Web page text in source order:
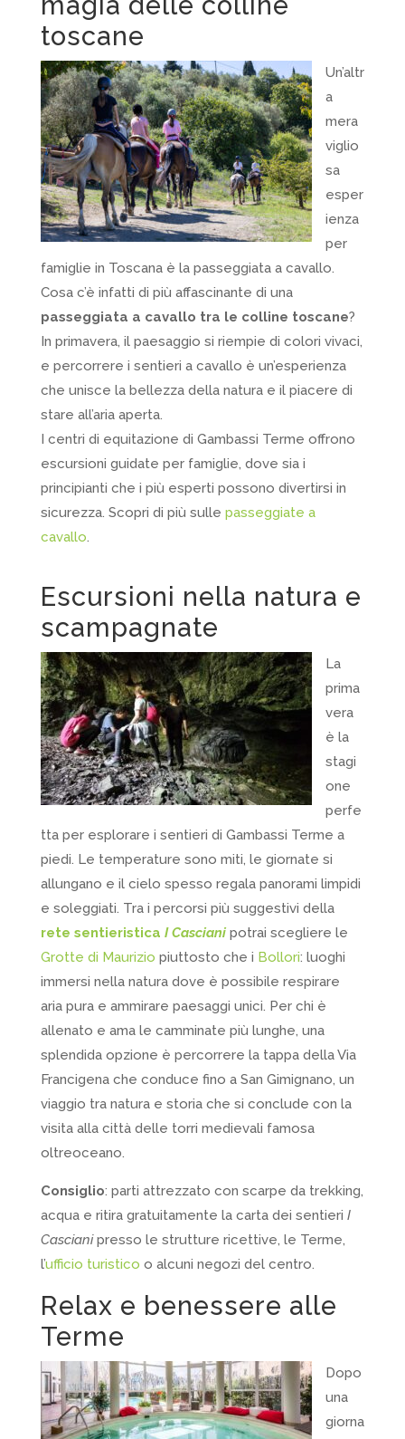
toscane
Un’altr
a
mera
viglio
sa
esper
ienza
per
famiglie in Toscana è la passeggiata a cavallo.
Cosa c’è infatti di più affascinante di una
passeggiata a cavallo tra le colline toscane?
In primavera, il paesaggio si riempie di colori vivaci,
e percorrere i sentieri a cavallo è un’esperienza
che unisce la bellezza della natura e il piacere di
stare all’aria aperta.
I centri di equitazione di Gambassi Terme offrono
escursioni guidate per famiglie, dove sia i
principianti che i più esperti possono divertirsi in
sicurezza. Scopri di più sulle passeggiate a
cavallo.
Escursioni nella natura e
scampagnate
La
prima
vera
è la
stagi
one
perfe
tta per esplorare i sentieri di Gambassi Terme a
piedi. Le temperature sono miti, le giornate si
allungano e il cielo spesso regala panorami limpidi
e soleggiati. Tra i percorsi più suggestivi della
rete sentieristica I Cascianipotrai scegliere le
Grotte di Maurizio piuttosto che i Bollori: luoghi
immersi nella natura dove è possibile respirare
aria pura e ammirare paesaggi unici. Per chi è
allenato e ama le camminate più lunghe, una
splendida opzione è percorrere la tappa della Via
Francigena che conduce fino a San Gimignano, un
viaggio tra natura e storia che si conclude con la
visita alla città delle torri medievali famosa
oltreoceano.
Consiglio: parti attrezzato con scarpe da trekking,
acqua e ritira gratuitamente la carta dei sentieri I
Cascianipresso le strutture ricettive, le Terme,
l’ufficio turistico o alcuni negozi del centro.
Relax e benessere alle
Terme
Dopo
una
giorna